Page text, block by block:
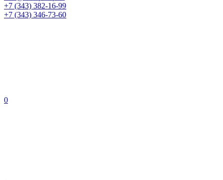
+7 (343) 382-16-99
+7 (343) 346-73-‬60
0